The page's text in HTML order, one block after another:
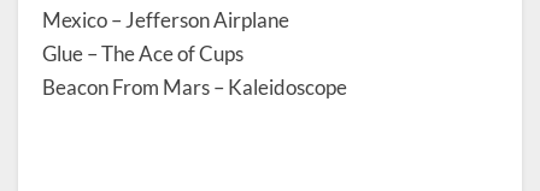
Mexico – Jefferson Airplane
Glue – The Ace of Cups
Beacon From Mars – Kaleidoscope